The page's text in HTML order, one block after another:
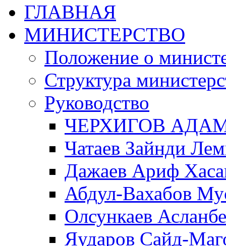
ГЛАВНАЯ
МИНИСТЕРСТВО
Положение о
Структура
Руководство
ЧЕРХИГОВ
Чатаев Зайнди
Дажаев Ариф
Абдул-Вахабов
Олсункаев
Яударов Сайд-